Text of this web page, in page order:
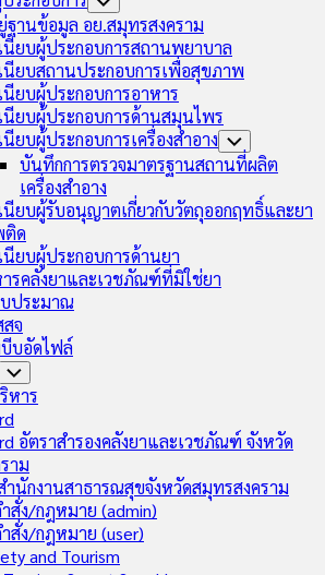
Child
Menu
ฐานข้อมูล อย.สมุทรสงคราม
นียบผู้ประกอบการสถานพยาบาล
นียบสถานประกอบการเพื่อสุขภาพ
นียบผู้ประกอบการอาหาร
นียบผู้ประกอบการด้านสมุนไพร
ยบผู้ประกอบการเครื่องสำอาง Toggle
Child
Menu
บันทึกการตรวจมาตรฐานสถานที่ผลิต
เครื่องสำอาง
นียบผู้รับอนุญาตเกี่ยวกับวัตถุออกฤทธิ์และยา
ติด
นียบผู้ประกอบการด้านยา
รคลังยาและเวชภัณฑ์ที่มิใช่ยา
ประมาณ
จ
บอัดไฟล์
Toggle
Child
Menu
หาร
อัตราสำรองคลังยาและเวชภัณฑ์ จังหวัด
าม
ำนักงานสาธารณสุขจังหวัดสมุทรสงคราม
สั่ง/กฎหมาย (admin)
สั่ง/กฎหมาย (user)
and Tourism